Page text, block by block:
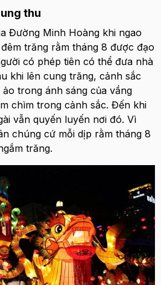
thu
Đường Minh Hoàng khi ngao
trăng rằm tháng 8 được đạo
có phép tiên có thể đưa nhà
khi lên cung trăng, cảnh sắc
trong ánh sáng của vầng
chìm trong cảnh sắc. Đến khi
vẫn quyến luyến nơi đó. Vì
chúng cứ mỗi dịp rằm tháng 8
trăng.